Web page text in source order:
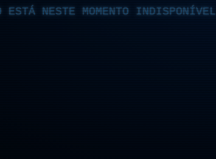
ESTÁ NESTE MOMENTO INDISPONÍVEL